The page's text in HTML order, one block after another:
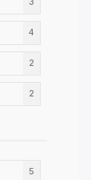
3
4
2
2
5